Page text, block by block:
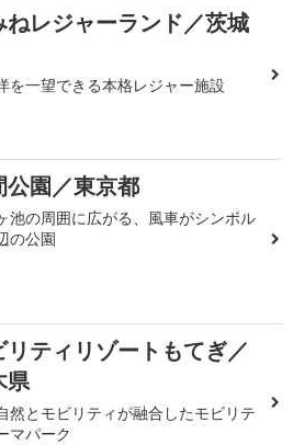
ねレジャーランド／茨城
を一望できる本格レジャー施設
公園／東京都
池の周囲に広がる、風車がシンボル
の公園
リティリゾートもてぎ／
県
然とモビリティが融合したモビリテ
マパーク